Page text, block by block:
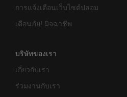
การแจ้งเตือนเว็บไซต์ปลอม
เตือนภัย! มิจฉาชีพ
บริษัทของเรา
เกี่ยวกับเรา
ร่วมงานกับเรา